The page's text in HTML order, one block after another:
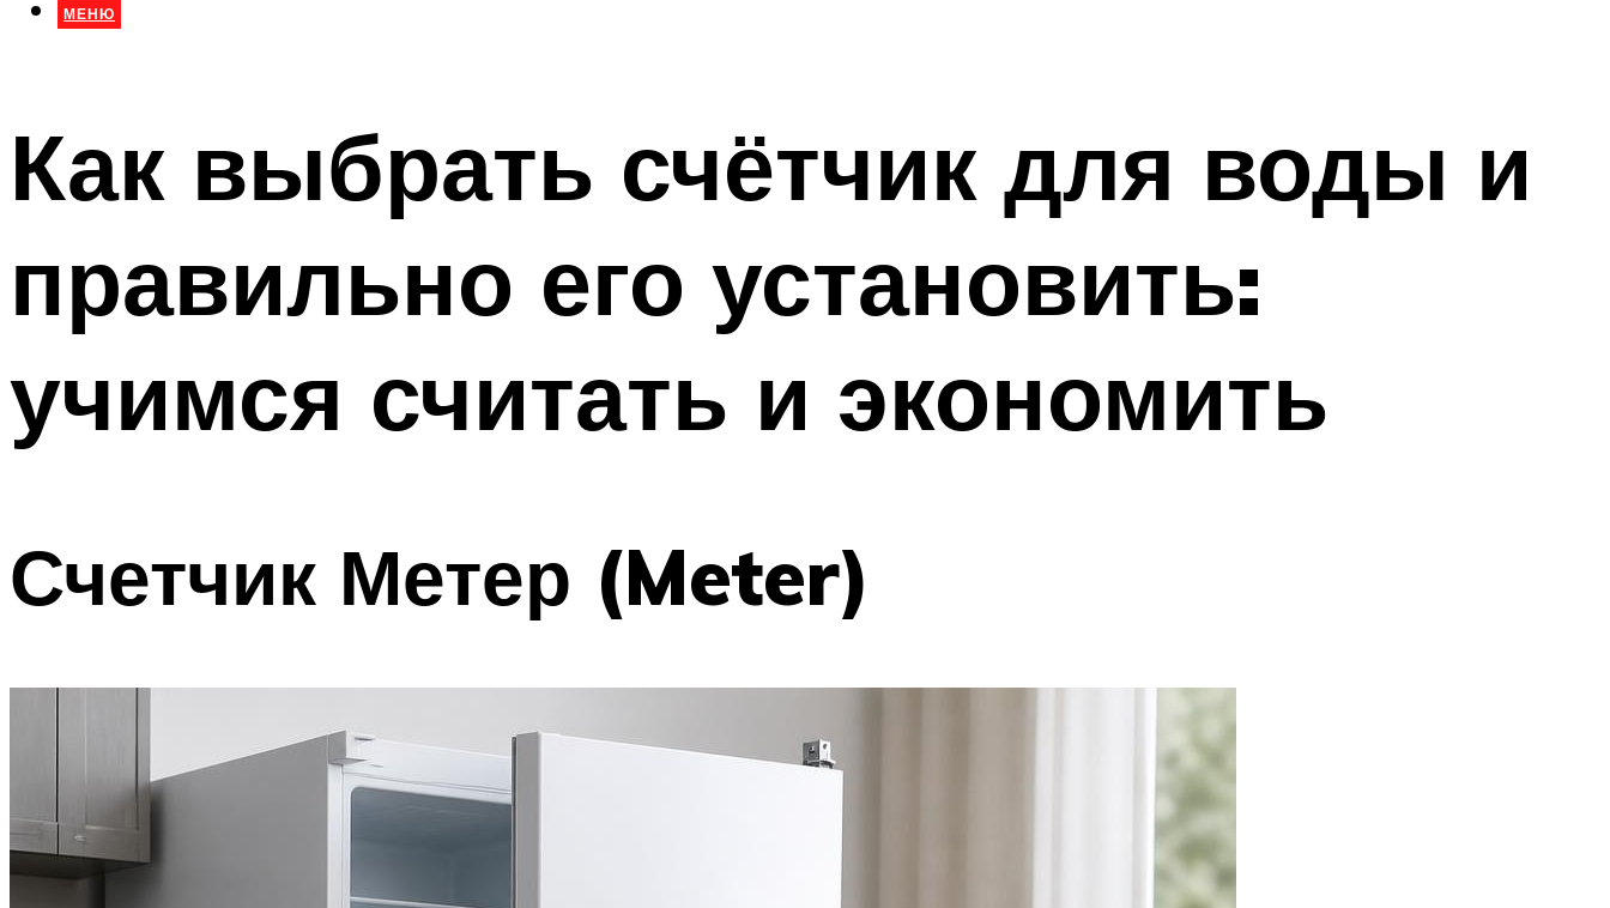
МЕНЮ
Как выбрать счётчик для воды и
правильно его установить:
учимся считать и экономить
Счетчик Метер (Meter)